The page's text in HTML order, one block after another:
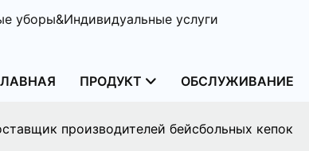
уборы&Индивидуальные услуги
ПРОДУКТ ОБСЛУЖИВАНИЕ
производителей бейсбольных кепок